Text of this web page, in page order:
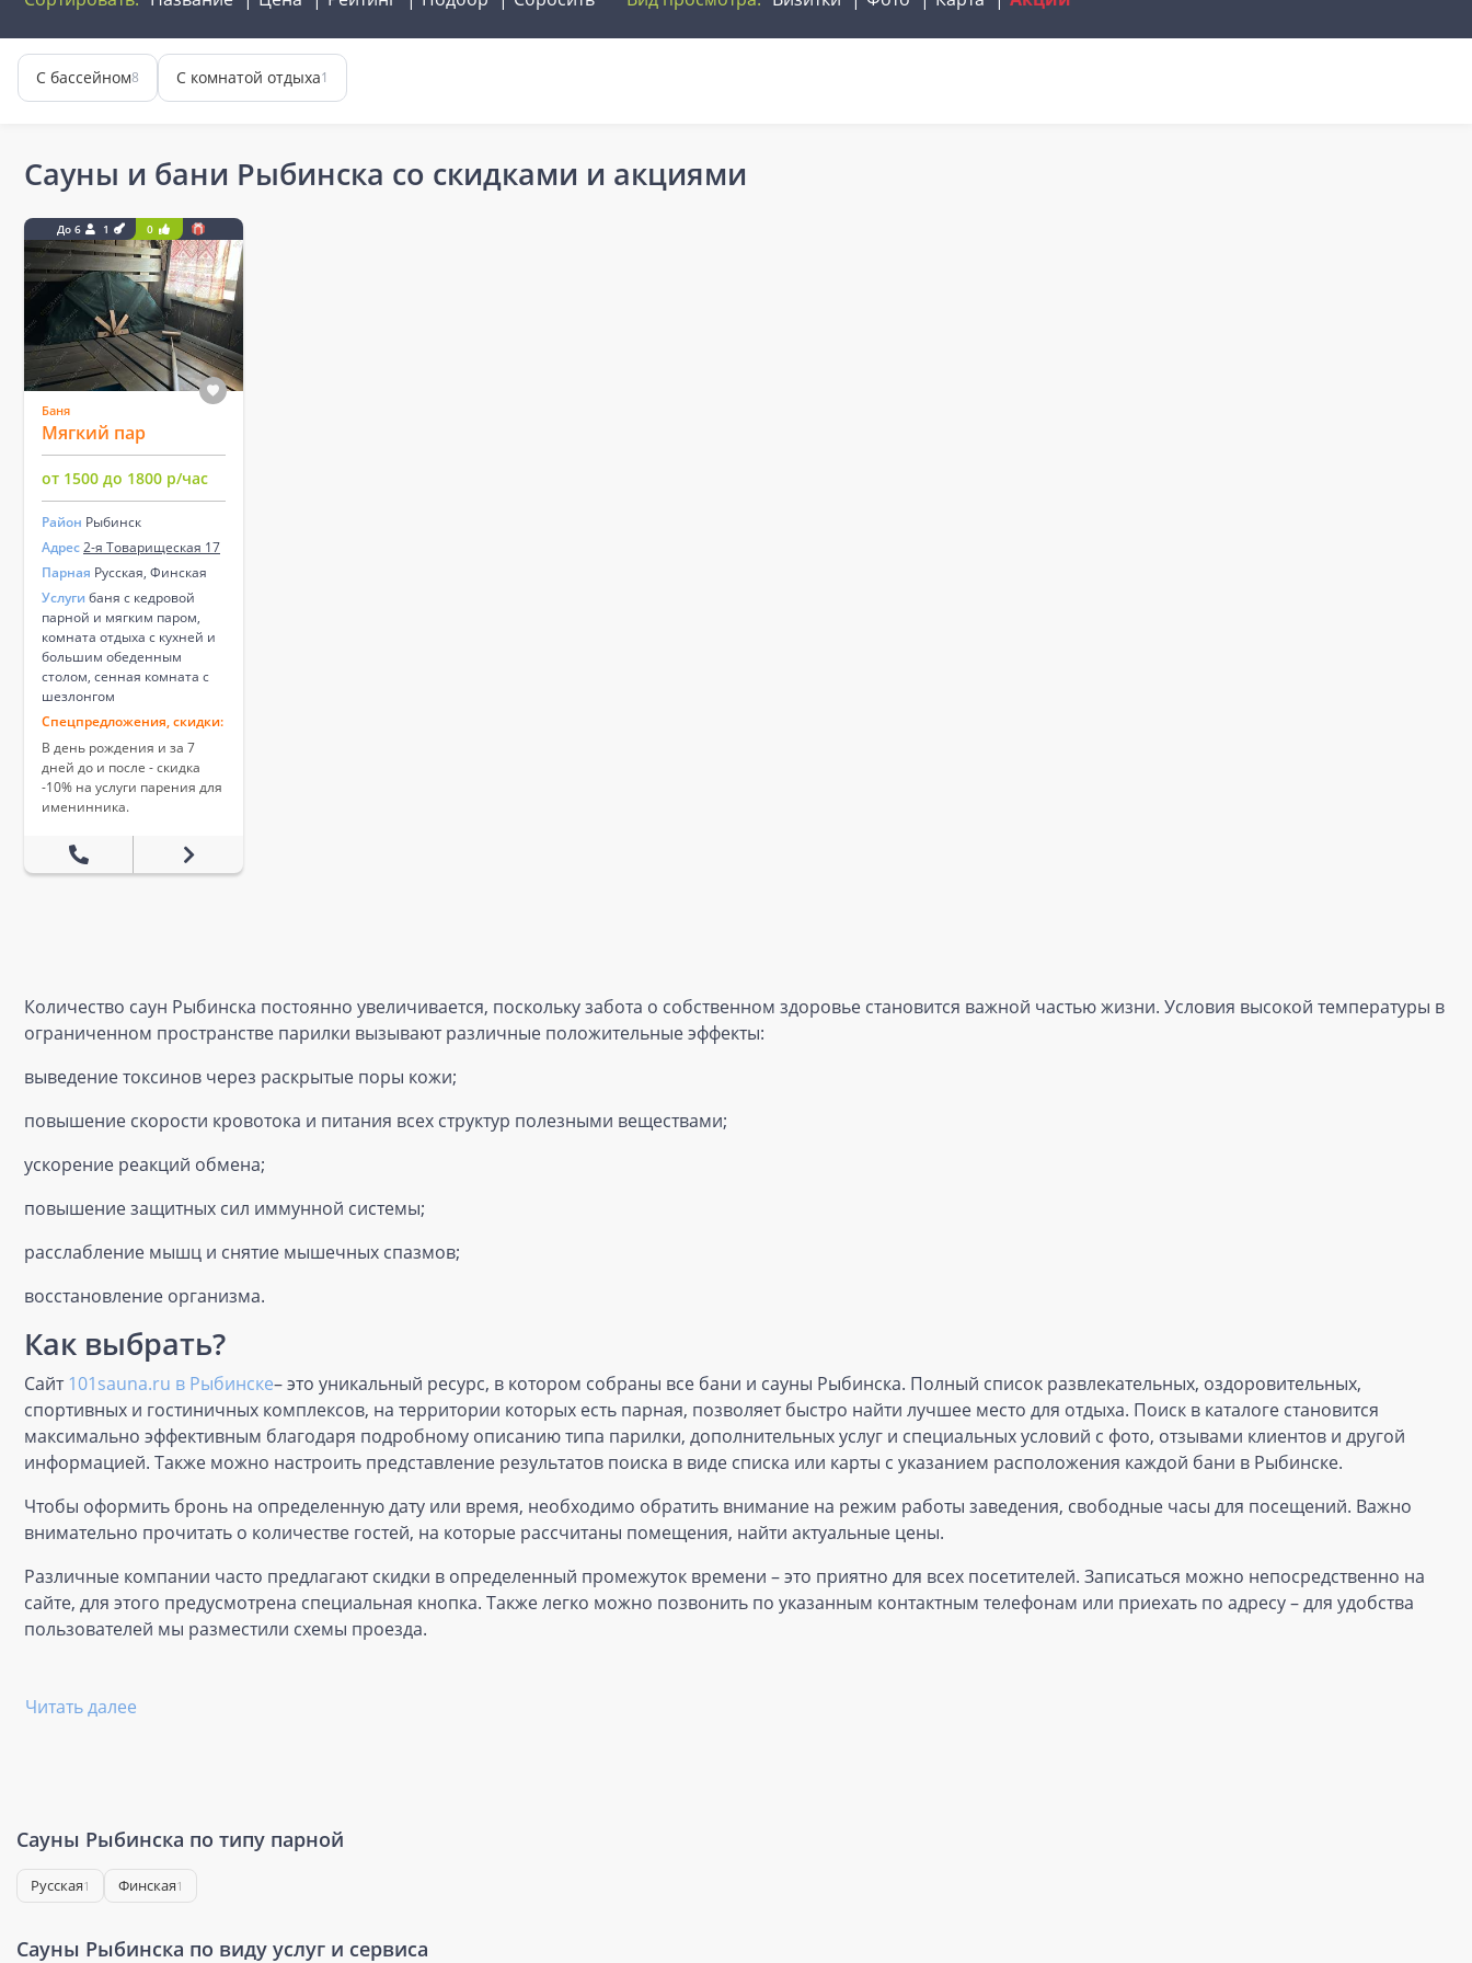
С бассейном8 С комнатой отдыха1
Сауны и бани Рыбинска со скидками и акциями
До 6 1 0
Баня
Мягкий пар
от 1500 до 1800 р/час
Район Рыбинск
Адрес2-я Товарищеская 17
Парная Русская, Финская
Услуги баня с кедровой
парной и мягким паром,
комната отдыха с кухней и
большим обеденным
столом, сенная комната с
шезлонгом
Спецпредложения, скидки:
В день рождения и за 7
дней до и после - скидка
-10% на услуги парения для
именинника.
Количество саун Рыбинска постоянно увеличивается, поскольку забота о собственном здоровье становится важной частью жизни. Условия высокой температуры в
ограниченном пространстве парилки вызывают различные положительные эффекты:
выведение токсинов через раскрытые поры кожи;
повышение скорости кровотока и питания всех структур полезными веществами;
ускорение реакций обмена;
повышение защитных сил иммунной системы;
расслабление мышц и снятие мышечных спазмов;
восстановление организма.
Как выбрать?
Сайт101sauna.ru в Рыбинске– это уникальный ресурс, в котором собраны все бани и сауны Рыбинска. Полный список развлекательных, оздоровительных,
спортивных и гостиничных комплексов, на территории которых есть парная, позволяет быстро найти лучшее место для отдыха. Поиск в каталоге становится
максимально эффективным благодаря подробному описанию типа парилки, дополнительных услуг и специальных условий с фото, отзывами клиентов и другой
информацией. Также можно настроить представление результатов поиска в виде списка или карты с указанием расположения каждой бани в Рыбинске.
Чтобы оформить бронь на определенную дату или время, необходимо обратить внимание на режим работы заведения, свободные часы для посещений. Важно
внимательно прочитать о количестве гостей, на которые рассчитаны помещения, найти актуальные цены.
Различные компании часто предлагают скидки в определенный промежуток времени – это приятно для всех посетителей. Записаться можно непосредственно на
сайте, для этого предусмотрена специальная кнопка. Также легко можно позвонить по указанным контактным телефонам или приехать по адресу – для удобства
пользователей мы разместили схемы проезда.
Читать далее
Сауны Рыбинска по типу парной
Русская1 Финская1
Сауны Рыбинска по виду услуг и сервиса